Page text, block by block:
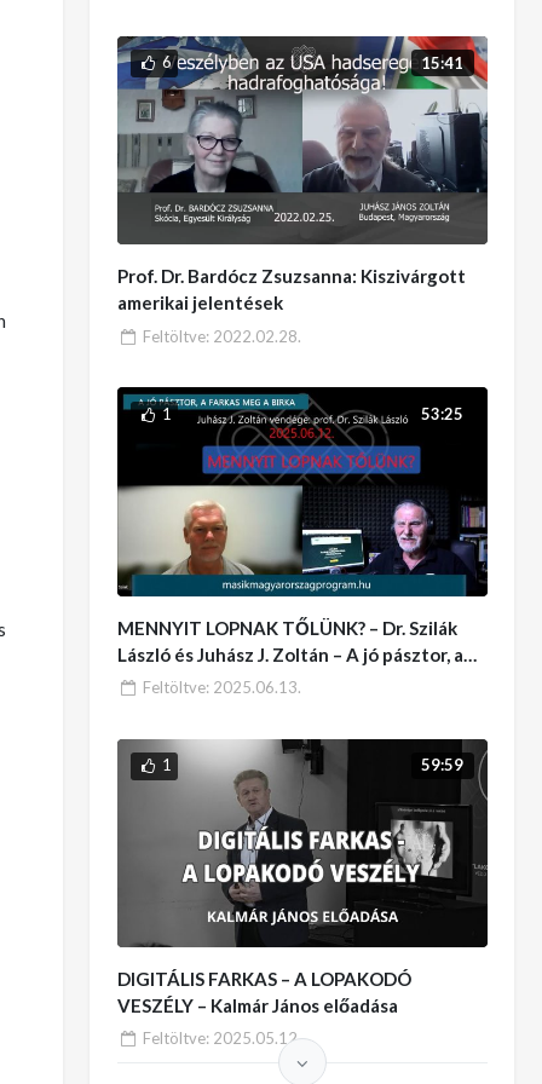
15:41
6
Prof. Dr. Bardócz Zsuzsanna: Kiszivárgott
amerikai jelentések
Feltöltve: 2022.02.28.
53:25
1
MENNYIT LOPNAK TŐLÜNK? – Dr. Szilák
László és Juhász J. Zoltán – A jó pásztor, a
farkas meg a birka
Feltöltve: 2025.06.13.
59:59
1
DIGITÁLIS FARKAS – A LOPAKODÓ
VESZÉLY – Kalmár János előadása
Feltöltve: 2025.05.12.